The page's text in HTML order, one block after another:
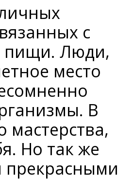
с
пищи. Люди,
место
В
мастерства,
Но так же